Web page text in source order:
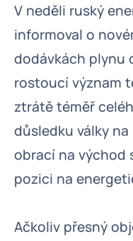
V neděli ruský
informoval o
dodávkách plynu
rostoucí význam
ztrátě téměř
důsledku války
obrací na východ
pozici na
Ačkoliv přesný